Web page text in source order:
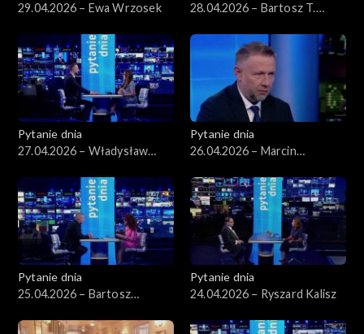
29.04.2026 – Ewa Wrzosek
28.04.2026 – Bartosz T.
Pytanie dnia
27.04.2026 – Władysław
Pytanie dnia
26.04.2026 – Marcin
Pytanie dnia
25.04.2026 – Bartosz
Pytanie dnia
24.04.2026 – Ryszard Kalisz